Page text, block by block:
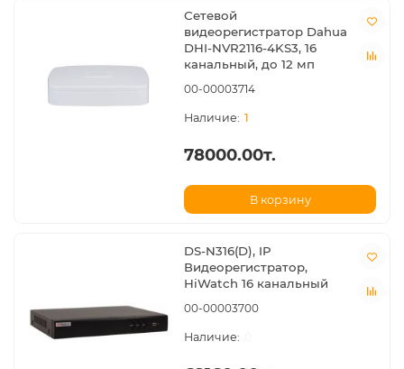
Сетевой
видеорегистратор Dahua
DHI-NVR2116-4KS3, 16
канальный, до 12 мп
00-00003714
1
78000.00т.
В корзину
DS-N316(D), IP
Видеорегистратор,
HiWatch 16 канальный
00-00003700